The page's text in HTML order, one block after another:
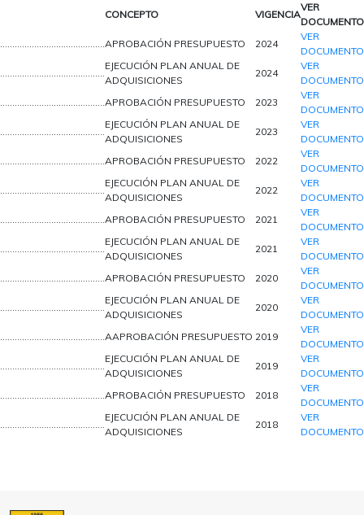
CONCEPTO VIGENCIA
VER
DOCUMENTO
…………………………………….APROBACIÓN PRESUPUESTO 2024
VER
DOCUMENTO
…………………………………….
EJECUCIÓN PLAN ANUAL DE
ADQUISICIONES
2024
VER
DOCUMENTO
…………………………………….APROBACIÓN PRESUPUESTO 2023
VER
DOCUMENTO
…………………………………….
EJECUCIÓN PLAN ANUAL DE
ADQUISICIONES
2023
VER
DOCUMENTO
…………………………………….APROBACIÓN PRESUPUESTO 2022
VER
DOCUMENTO
…………………………………….
EJECUCIÓN PLAN ANUAL DE
ADQUISICIONES
2022
VER
DOCUMENTO
…………………………………….APROBACIÓN PRESUPUESTO 2021
VER
DOCUMENTO
…………………………………….
EJECUCIÓN PLAN ANUAL DE
ADQUISICIONES
2021
VER
DOCUMENTO
…………………………………….APROBACIÓN PRESUPUESTO 2020
VER
DOCUMENTO
…………………………………….
EJECUCIÓN PLAN ANUAL DE
ADQUISICIONES
2020
VER
DOCUMENTO
…………………………………….AAPROBACIÓN PRESUPUESTO 2019
VER
DOCUMENTO
…………………………………….
EJECUCIÓN PLAN ANUAL DE
ADQUISICIONES
2019
VER
DOCUMENTO
…………………………………….APROBACIÓN PRESUPUESTO 2018
VER
DOCUMENTO
…………………………………….
EJECUCIÓN PLAN ANUAL DE
ADQUISICIONES
2018
VER
DOCUMENTO